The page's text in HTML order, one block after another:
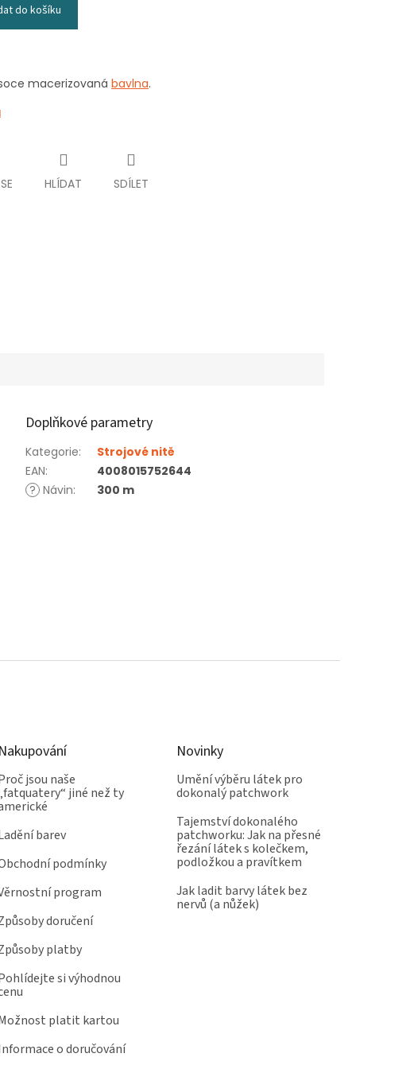
do košíku
macerizovaná bavlna.
HLÍDAT SDÍLET
Doplňkové parametry
Kategorie:
Strojové nitě
EAN:
4008015752644
? Návin: 300 m
Nakupování
jsou naše
jiné než ty
barev
podmínky
program
doručení
platby
si výhodnou
platit kartou
o doručování
Novinky
Umění výběru látek pro
dokonalý patchwork
Tajemství dokonalého
patchworku: Jak na přesné
řezání látek s kolečkem,
podložkou a pravítkem
Jak ladit barvy látek bez
nervů (a nůžek)